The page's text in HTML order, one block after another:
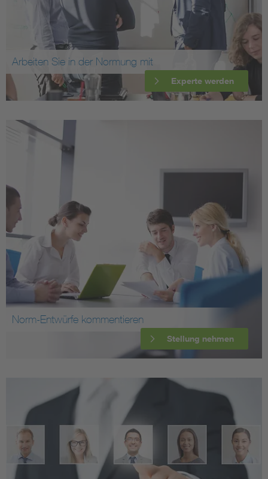
Arbeiten Sie in der Normung mit
Experte werden
Norm-Entwürfe kommentieren
Stellung nehmen